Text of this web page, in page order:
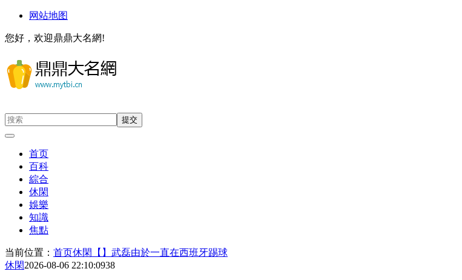
网站地图
您好，欢迎鼎鼎大名網!
首页
百科
綜合
休閑
娛樂
知識
焦點
当前位置： 首页休閑
【】武磊由於一直在西班牙踢球
休閑2026-08-06 22:10:0938